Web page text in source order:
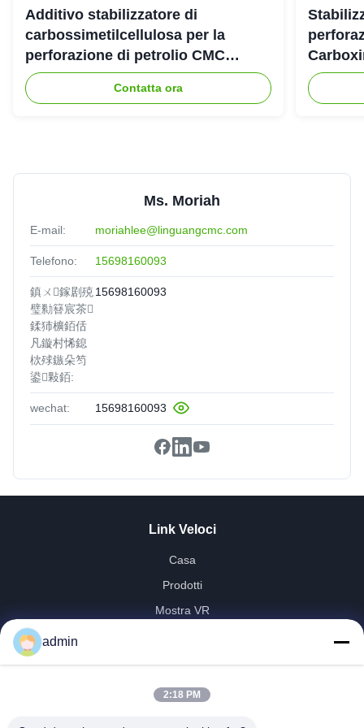
WORKS very well in our beverage application, consistent
quality every time
E
EgyptNov 20.2025
★★★★★
★★★★★
Additivo stabilizzatore di
carbossimetilcellulosa per la
perforazione di petrolio CMC
industriale
Contatta ora
Ms. Moriah
E-mail: moriahlee@linguangcmc.com
Telefono: 15698160093
鎮ㄨ鎵剧殑
璧勬簮宸茶
鍒犻櫎銆佸
凡鏇村悕鎴
栨殏鏃朵笉
鍙敤銆:
15698160093
wechat: 15698160093
Link Veloci
Casa
Prodotti
Mostra VR
Controllo Di Qualità
admin
2:18 PM